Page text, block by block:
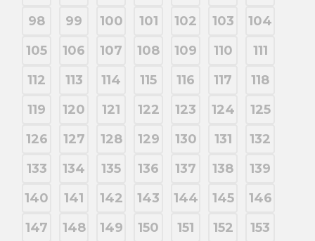
98
99 100 101 102 103
104
105
106 107 108 109 110
111
112
113 114 115 116 117
118
119
120 121 122 123 124
125
126
127 128 129 130 131
132
133
134 135 136 137 138
139
140
141 142 143 144 145
146
147
148 149 150 151 152
153